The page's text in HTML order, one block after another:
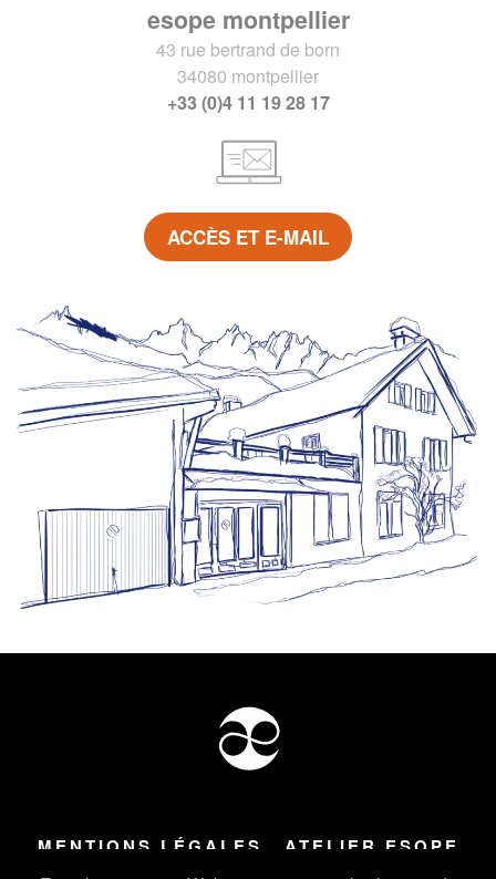
esope montpellier
43 rue bertrand de born
34080 montpellier
+33 (0)4 11 19 28 17
ACCÈS ET E-MAIL
MENTIONS LÉGALES ATELIER ESOPE